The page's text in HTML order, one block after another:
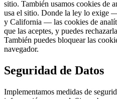
sitio. También usamos cookies de
usa el sitio. Donde la ley lo exige
y California — las cookies de
que las aceptes, y puedes
También puedes bloquear las
navegador.
Seguridad de Datos
Implementamos medidas de